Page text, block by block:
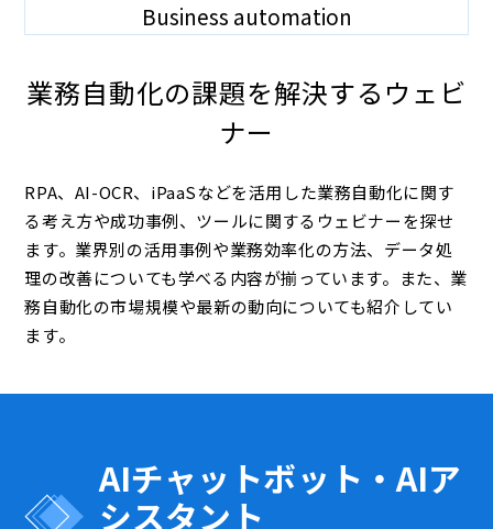
Business automation
業務自動化の課題を解決するウェビ
ナー
RPA、AI-OCR、iPaaSなどを活用した業務自動化に関す
る考え方や成功事例、ツールに関するウェビナーを探せ
ます。業界別の活用事例や業務効率化の方法、データ処
理の改善についても学べる内容が揃っています。また、業
務自動化の市場規模や最新の動向についても紹介してい
ます。
AIチャットボット・AIア
シスタント